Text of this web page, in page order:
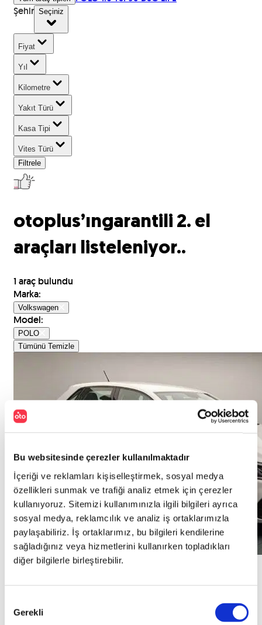
Bu websitesinde çerezler kullanılmaktadır
İçeriği ve reklamları kişiselleştirmek, sosyal medya
özellikleri sunmak ve trafiği analiz etmek için çerezler
kullanıyoruz. Sitemizi kullanımınızla ilgili bilgileri ayrıca
sosyal medya, reklamcılık ve analiz iş ortaklarımızla
paylaşabiliriz. İş ortaklarımız, bu bilgileri kendilerine
sağladığınız veya hizmetlerini kullanırken topladıkları
diğer bilgilerle birleştirebilir.
Seçimi
Gerekli
Şehir Seçiniz
Fiyat
Yıl
Kilometre
Yakıt Türü
Kasa Tipi
Vites Türü
Filtrele
otoplus’ıngarantili 2. el
araçları listeleniyor..
1 araç bulundu
Marka:
Volkswagen
Model:
POLO
Tümünü Temizle
Kredi Fırsatı
Volkswagen